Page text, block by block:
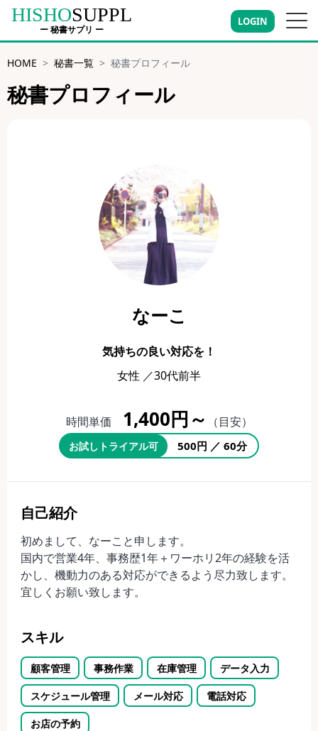
HISHOSUPPL
ー 秘書サプリ ー
LOGIN
HOME 秘書一覧 秘書プロフィール
秘書プロフィール
なーこ
気持ちの良い対応を！
女性 ／30代前半
時間単価 1,400円～ （目安）
お試しトライアル可 500円 ／ 60分
自己紹介
初めまして、なーこと申します。
国内で営業4年、事務歴1年＋ワーホリ2年の経験を活
かし、機動力のある対応ができるよう尽力致します。
宜しくお願い致します。
スキル
顧客管理 事務作業 在庫管理 データ入力
スケジュール管理 メール対応 電話対応
お店の予約